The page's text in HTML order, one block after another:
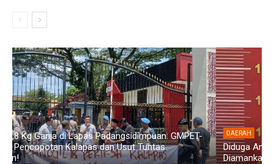
DAERAH
Diduga Aniaya Wanita di Depan SPBU Denai, Doni Chaniago
Diamankan Polsek Medan Area